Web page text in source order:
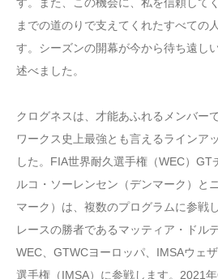
す。また、この機会に、私を信頼して
までの道のりで支えてくれたすべての
す。シーズンの開幕が今から待ち遠し
述べました。
クログネスは、才能あふれるメンバー
ワークス史上最強とも言えるラインア
した。FIA世界耐久選手権（WEC）GT
ルコ・ソーレンセン（デンマーク）と
マーク）は、複数のプログラムに参戦
レースの勝者であるマッティア・ドル
WEC、GTWCヨーロッパ、IMSAウェ
選手権（IMSA）に参戦します。2021